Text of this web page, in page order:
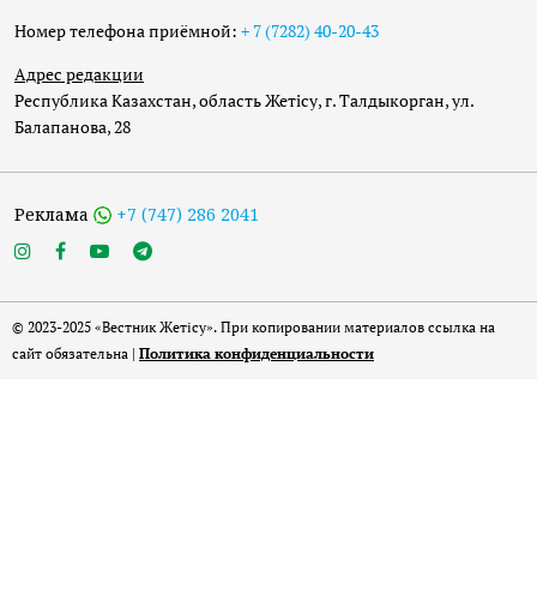
Номер телефона приёмной: + 7 (7282) 40-20-43
Адрес редакции
Республика Казахстан, область Жетісу, г. Талдыкорган, ул.
Балапанова, 28
Реклама +7 (747) 286 2041
© 2023-2025 «Вестник Жетісу». При копировании материалов ссылка на
сайт обязательна | Политика конфиденциальности